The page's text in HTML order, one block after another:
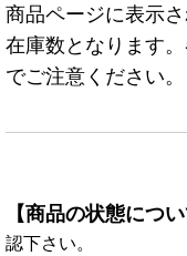
商品ページに表示
在庫数となります
でご注意ください。
【商品の状態につい
認下さい。